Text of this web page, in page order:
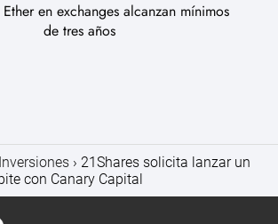
Ether en exchanges alcanzan mínimos
de tres años
Inversiones
21Shares solicita lanzar un
con Canary Capital